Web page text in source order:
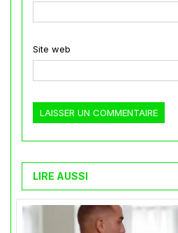
Site web
LIRE AUSSI